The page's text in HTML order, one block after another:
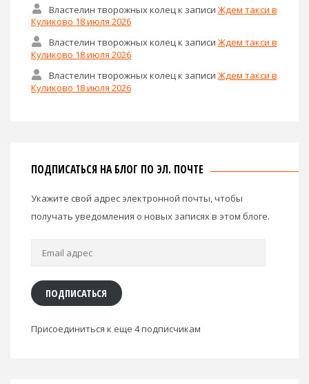
Властелин творожных колец к записи Ждем такси в
Куликово 18 июля 2026
Властелин творожных колецк записи Ждем такси в
Куликово 18 июля 2026
Властелин творожных колец к записи Ждем такси в
Куликово 18 июля 2026
ПОДПИСАТЬСЯ НА БЛОГ ПО ЭЛ. ПОЧТЕ
Укажите свой адрес электронной почты, чтобы
получать уведомления о новых записях в этом блоге.
ПОДПИСАТЬСЯ
Присоединиться к еще 4 подписчикам